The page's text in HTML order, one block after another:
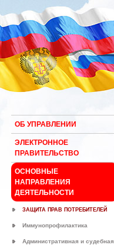
ОБ УПРАВЛЕНИИ
ЭЛЕКТРОННОЕ
ПРАВИТЕЛЬСТВО
ОСНОВНЫЕ
НАПРАВЛЕНИЯ
ДЕЯТЕЛЬНОСТИ
ЗАЩИТА ПРАВ ПОТРЕБИТЕЛЕЙ
Иммунопрофилактика
Административная и судебная